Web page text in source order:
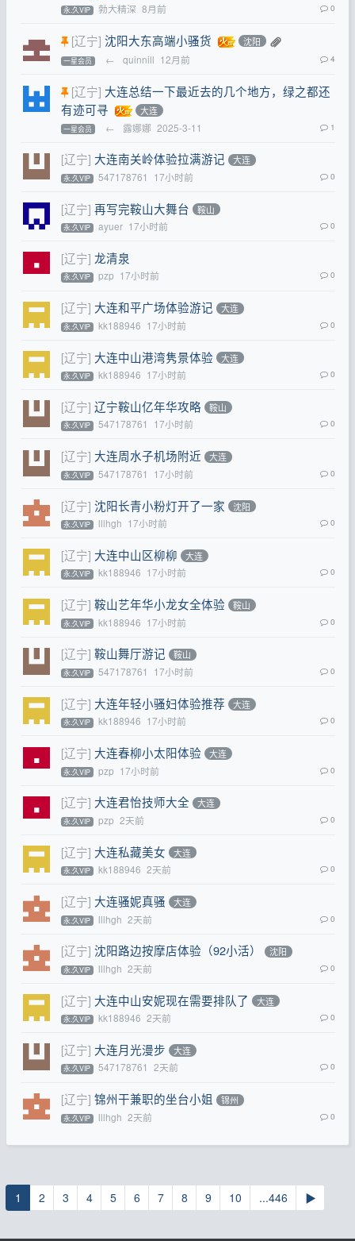
永.久VIP 勃大精深 8月前 0
[辽宁] 沈阳大东高端小骚货 沈阳
一星会员 ← quinnill 12月前 4
[辽宁] 大连总结一下最近去的几个地方，绿之都还
有迹可寻
大连
一星会员 ← 露娜娜 2025-3-11 1
[辽宁] 大连南关岭体验拉满游记 大连
永.久VIP 547178761 17小时前 0
[辽宁] 再写完鞍山大舞台 鞍山
永.久VIP ayuer 17小时前 0
[辽宁] 龙清泉
永.久VIP pzp 17小时前 0
[辽宁] 大连和平广场体验游记 大连
永.久VIP kk188946 17小时前 0
[辽宁] 大连中山港湾隽景体验 大连
永.久VIP kk188946 17小时前 0
[辽宁] 辽宁鞍山亿年华攻略 鞍山
永.久VIP 547178761 17小时前 0
[辽宁] 大连周水子机场附近 大连
永.久VIP 547178761 17小时前 0
[辽宁] 沈阳长青小粉灯开了一家 沈阳
永.久VIP lllhgh 17小时前 0
[辽宁] 大连中山区柳柳 大连
永.久VIP kk188946 17小时前 0
[辽宁] 鞍山艺年华小龙女全体验 鞍山
永.久VIP kk188946 17小时前 0
[辽宁] 鞍山舞厅游记 鞍山
永.久VIP 547178761 17小时前 0
[辽宁] 大连年轻小骚妇体验推荐 大连
永.久VIP kk188946 17小时前 0
[辽宁] 大连春柳小太阳体验 大连
永.久VIP pzp 17小时前 0
[辽宁] 大连君怡技师大全 大连
永.久VIP pzp 2天前 0
[辽宁] 大连私藏美女 大连
永.久VIP kk188946 2天前 0
[辽宁] 大连骚妮真骚 大连
永.久VIP lllhgh 2天前 0
[辽宁] 沈阳路边按摩店体验（92小活） 沈阳
永.久VIP lllhgh 2天前 0
[辽宁] 大连中山安妮现在需要排队了 大连
永.久VIP kk188946 2天前 0
[辽宁] 大连月光漫步 大连
永.久VIP 547178761 2天前 0
[辽宁] 锦州干兼职的坐台小姐 锦州
永.久VIP lllhgh 2天前 0
1 2 3 4 5 6 7 8 9 10 ...446 ▶